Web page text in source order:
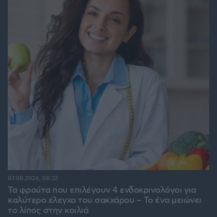
Τα φρούτα που επιλέγουν 4 ενδοκρινολόγοι για
καλύτερο έλεγχο του σακχάρου – Το ένα μειώνει
το λίπος στην κοιλιά
07.08.2026, 08:32